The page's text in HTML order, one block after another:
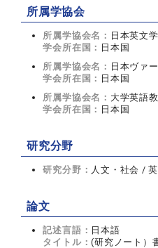
所属学協会
所属学協会名： 日本英文
学会所在国： 日本国
所属学協会名： 日本ヴァ
学会所在国： 日本国
所属学協会名： 大学英語
学会所在国： 日本国
研究分野
研究分野： 人文・社会 /
論文
記述言語： 日本語
タイトル：(研究ノート）